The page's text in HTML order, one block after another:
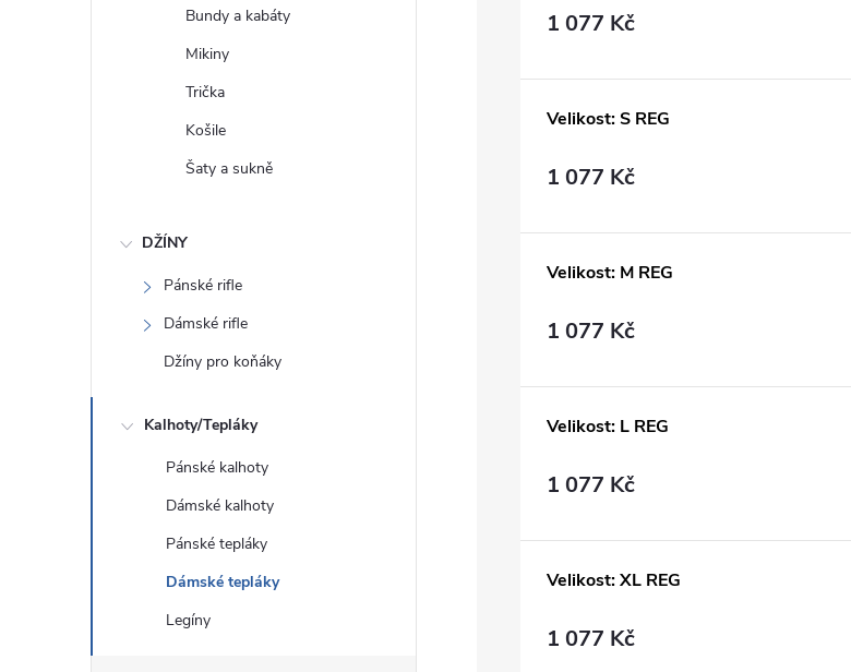
Bundy a kabáty
Mikiny
Trička
Košile
Šaty a sukně
DŽÍNY
Pánské rifle
Dámské rifle
Džíny pro koňáky
Kalhoty/Tepláky
Pánské kalhoty
Dámské kalhoty
Pánské tepláky
Dámské tepláky
Legíny
1 077 Kč
Velikost: S REG
1 077 Kč
Velikost: M REG
1 077 Kč
Velikost: L REG
1 077 Kč
Velikost: XL REG
1 077 Kč